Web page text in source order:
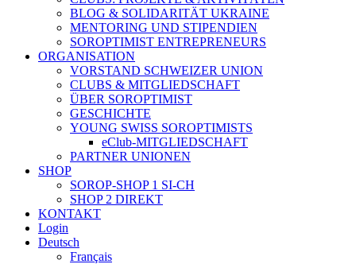
BLOG & SOLIDARITÄT UKRAINE
MENTORING UND STIPENDIEN
SOROPTIMIST ENTREPRENEURS
ORGANISATION
VORSTAND SCHWEIZER UNION
CLUBS & MITGLIEDSCHAFT
ÜBER SOROPTIMIST
GESCHICHTE
YOUNG SWISS SOROPTIMISTS
eClub-MITGLIEDSCHAFT
PARTNER UNIONEN
SHOP
SOROP-SHOP 1 SI-CH
SHOP 2 DIREKT
KONTAKT
Login
Deutsch
Français